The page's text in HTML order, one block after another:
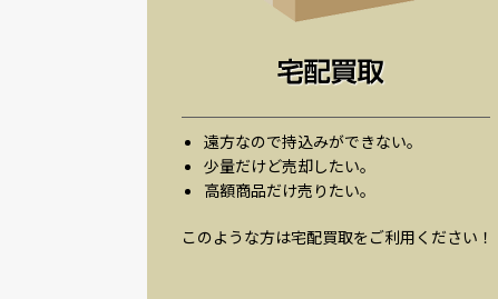
遠方なので持込みができない。
少量だけど売却したい。
高額商品だけ売りたい。
このような方は宅配買取をご利用ください！